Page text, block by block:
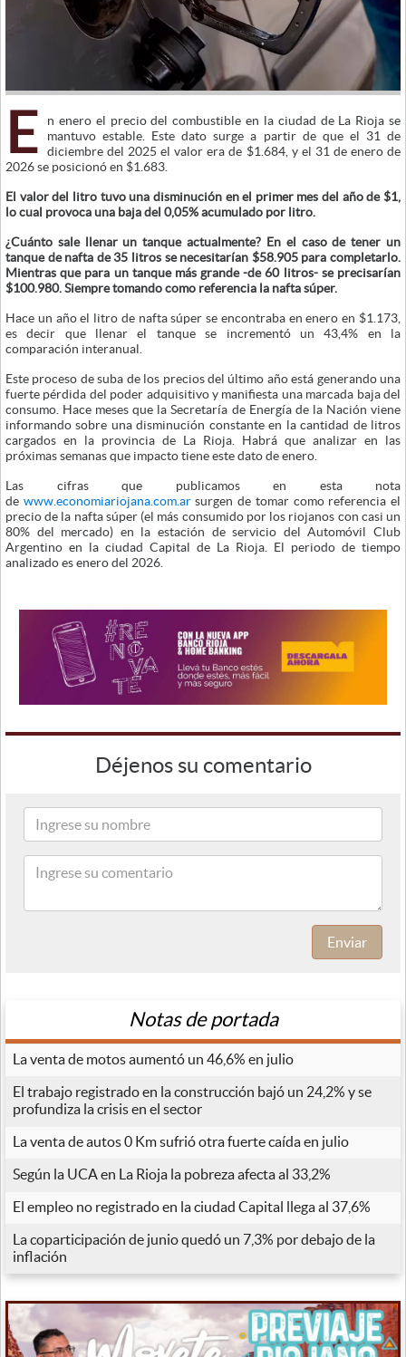
E
n enero el precio del combustible en la ciudad de La Rioja se
mantuvo estable. Este dato surge a partir de que el 31 de
diciembre del 2025 el valor era de $1.684, y el 31 de enero de
2026 se posicionó en $1.683.
El valor del litro tuvo una disminución en el primer mes del año de $1,
lo cual provoca una baja del 0,05% acumulado por litro.
¿Cuánto sale llenar un tanque actualmente? En el caso de tener un
tanque de nafta de 35 litros se necesitarían $58.905 para completarlo.
Mientras que para un tanque más grande -de 60 litros- se precisarían
$100.980. Siempre tomando como referencia la nafta súper.
Hace un año el litro de nafta súper se encontraba en enero en $1.173,
es decir que llenar el tanque se incrementó un 43,4% en la
comparación interanual.
Este proceso de suba de los precios del último año está generando una
fuerte pérdida del poder adquisitivo y manifiesta una marcada baja del
consumo. Hace meses que la Secretaría de Energía de la Nación viene
informando sobre una disminución constante en la cantidad de litros
cargados en la provincia de La Rioja. Habrá que analizar en las
próximas semanas que impacto tiene este dato de enero.
Las cifras que publicamos en esta nota
de www.economiariojana.com.arsurgen de tomar como referencia el
precio de la nafta súper (el más consumido por los riojanos con casi un
80% del mercado) en la estación de servicio del Automóvil Club
Argentino en la ciudad Capital de La Rioja. El periodo de tiempo
analizado es enero del 2026.
Déjenos su comentario
Enviar
Notas de portada
La venta de motos aumentó un 46,6% en julio
El trabajo registrado en la construcción bajó un 24,2% y se
profundiza la crisis en el sector
La venta de autos 0 Km sufrió otra fuerte caída en julio
Según la UCA en La Rioja la pobreza afecta al 33,2%
El empleo no registrado en la ciudad Capital llega al 37,6%
La coparticipación de junio quedó un 7,3% por debajo de la
inflación